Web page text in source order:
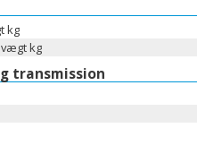
kg
kg
transmission